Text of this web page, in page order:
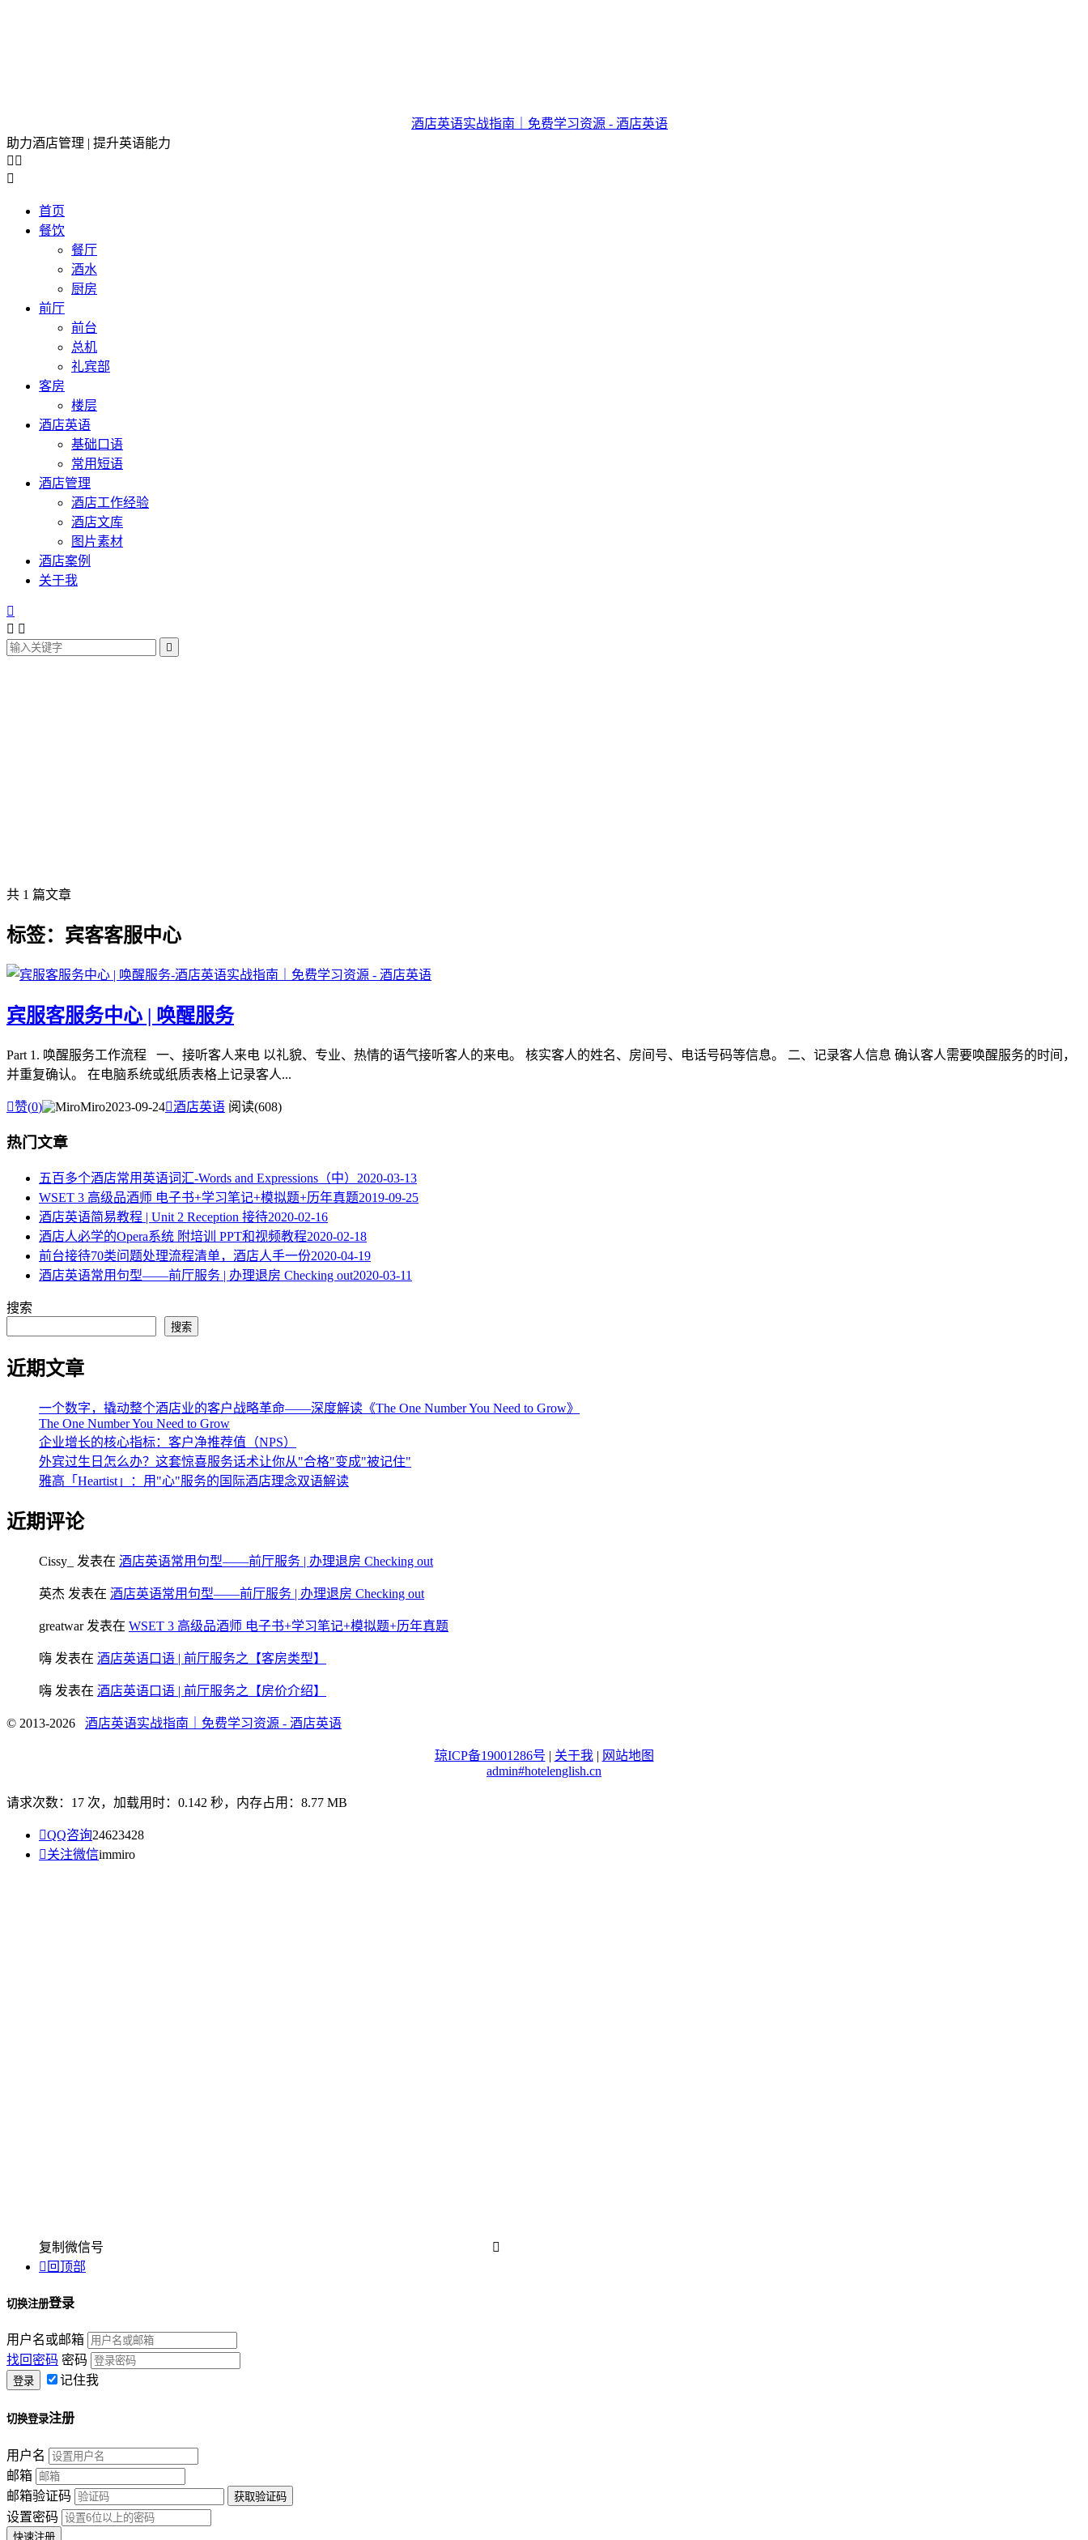
酒店英语实战指南｜免费学习资源 - 酒店英语
助力酒店管理 | 提升英语能力
 

首页
餐饮
餐厅
酒水
厨房
前厅
前台
总机
礼宾部
客房
楼层
酒店英语
基础口语
常用短语
酒店管理
酒店工作经验
酒店文库
图片素材
酒店案例
关于我

 

共 1 篇文章
标签：宾客客服中心
宾服客服务中心 | 唤醒服务
Part 1. 唤醒服务工作流程 一、接听客人来电 以礼貌、专业、热情的语气接听客人的来电。 核实客人的姓名、房间号、电话号码等信息。 二、记录客人信息 确认客人需要唤醒服务的时间，
并重复确认。 在电脑系统或纸质表格上记录客人...
赞(0) Miro2023-09-24酒店英语 阅读(608)
热门文章
五百多个酒店常用英语词汇-Words and Expressions（中） 2020-03-13
WSET 3 高级品酒师 电子书+学习笔记+模拟题+历年真题2019-09-25
酒店英语简易教程 | Unit 2 Reception 接待2020-02-16
酒店人必学的Opera系统 附培训 PPT和视频教程2020-02-18
​前台接待70类问题处理流程清单，酒店人手一份2020-04-19
酒店英语常用句型——前厅服务 | 办理退房 Checking out2020-03-11
搜索
搜索
近期文章
一个数字，撬动整个酒店业的客户战略革命——深度解读《The One Number You Need to Grow》
The One Number You Need to Grow
企业增长的核心指标：客户净推荐值（NPS）
外宾过生日怎么办？这套惊喜服务话术让你从"合格"变成"被记住"
雅高「Heartist」：用"心"服务的国际酒店理念双语解读
近期评论
Cissy_ 发表在 酒店英语常用句型——前厅服务 | 办理退房 Checking out
英杰 发表在 酒店英语常用句型——前厅服务 | 办理退房 Checking out
greatwar发表在 WSET 3 高级品酒师 电子书+学习笔记+模拟题+历年真题
嗨 发表在 酒店英语口语 | 前厅服务之【客房类型】
嗨 发表在 酒店英语口语 | 前厅服务之【房价介绍】
© 2013-2026 酒店英语实战指南｜免费学习资源 - 酒店英语
琼ICP备19001286号 | 关于我 | 网站地图
admin#hotelenglish.cn
请求次数：17 次，加载用时：0.142 秒，内存占用：8.77 MB
QQ咨询24623428
关注微信immiro
复制微信号

 回顶部
切换注册登录
用户名或邮箱
找回密码 密码
记住我
切换登录注册
用户名
邮箱
邮箱验证码
设置密码